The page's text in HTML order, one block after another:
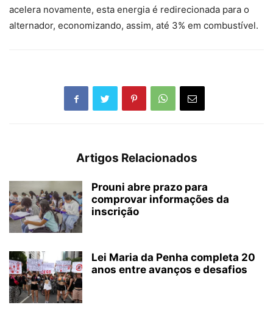
acelera novamente, esta energia é redirecionada para o
alternador, economizando, assim, até 3% em combustível.
Artigos Relacionados
Prouni abre prazo para
comprovar informações da
inscrição
Lei Maria da Penha completa 20
anos entre avanços e desafios